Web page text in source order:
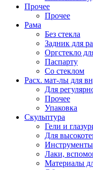
Прочее
Прочее
Рама
Без стекла
Задник для
Оргстекло
Паспарту
Со стеклом
Расх. мат-лы для
Для
Прочее
Упаковка
Скульптура
Гели и
Для
Инструменты
Лаки,
Материалы